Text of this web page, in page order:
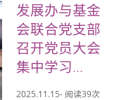
发展办与基金
会联合党支部
召开党员大会
集中学习...
2025.11.15- 阅读39次